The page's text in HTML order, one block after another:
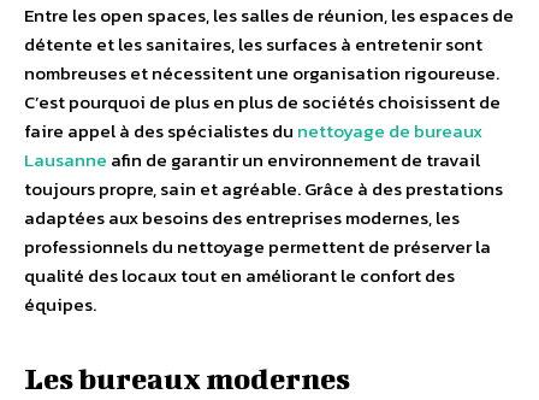
Entre les open spaces, les salles de réunion, les espaces de
détente et les sanitaires, les surfaces à entretenir sont
nombreuses et nécessitent une organisation rigoureuse.
C’est pourquoi de plus en plus de sociétés choisissent de
faire appel à des spécialistes du nettoyage de bureaux
Lausanne afin de garantir un environnement de travail
toujours propre, sain et agréable. Grâce à des prestations
adaptées aux besoins des entreprises modernes, les
professionnels du nettoyage permettent de préserver la
qualité des locaux tout en améliorant le confort des
équipes.
Les bureaux modernes